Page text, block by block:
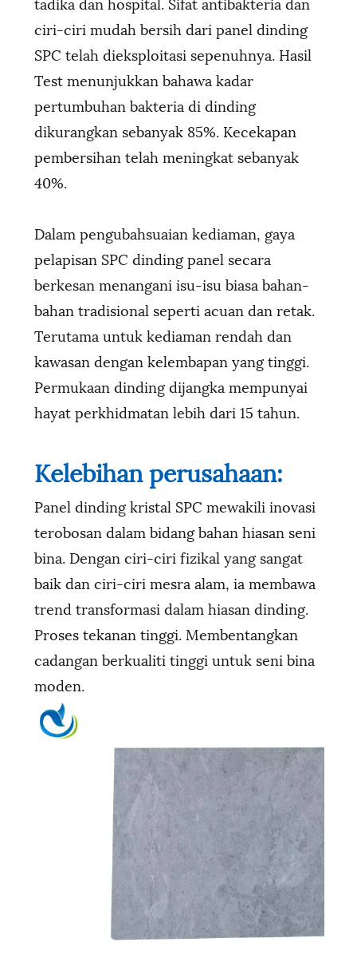
ciri-ciri mudah bersih dari panel dinding
SPC telah dieksploitasi sepenuhnya. Hasil
Test menunjukkan bahawa kadar
pertumbuhan bakteria di dinding
dikurangkan sebanyak 85%. Kecekapan
pembersihan telah meningkat sebanyak
40%.
Dalam pengubahsuaian kediaman, gaya
pelapisan SPC dinding panel secara
berkesan menangani isu-isu biasa bahan-
bahan tradisional seperti acuan dan retak.
Terutama untuk kediaman rendah dan
kawasan dengan kelembapan yang tinggi.
Permukaan dinding dijangka mempunyai
hayat perkhidmatan lebih dari 15 tahun.
Kelebihan perusahaan:
Panel dinding kristal SPC mewakili inovasi
terobosan dalam bidang bahan hiasan seni
bina. Dengan ciri-ciri fizikal yang sangat
baik dan ciri-ciri mesra alam, ia membawa
trend transformasi dalam hiasan dinding.
Proses tekanan tinggi. Membentangkan
cadangan berkualiti tinggi untuk seni bina
moden.